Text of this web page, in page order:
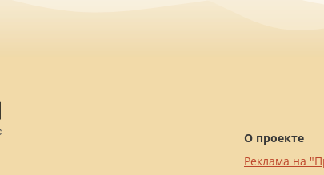
О проекте
Реклама на